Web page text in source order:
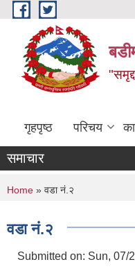
Skip to main content
गृहपृष्ठ परिचय
समाचार
You are here
Home » वडा नं.२
वडा नं.२
Submitted on: Sun, 07/